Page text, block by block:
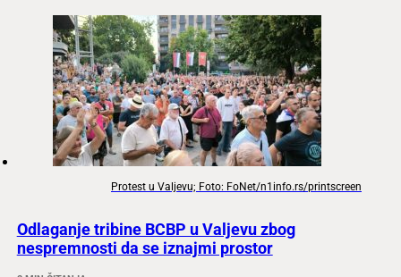
Protest u Valjevu; Foto: FoNet/n1info.rs/printscreen
Odlaganje tribine BCBP u Valjevu zbog
nespremnosti da se iznajmi prostor